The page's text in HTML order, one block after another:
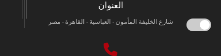
العنوان
شارع الخليفة المأمون - العباسية - القاهرة - مصر